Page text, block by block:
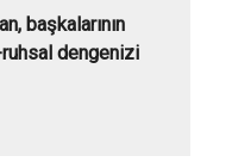
başkalarının
dengenizi